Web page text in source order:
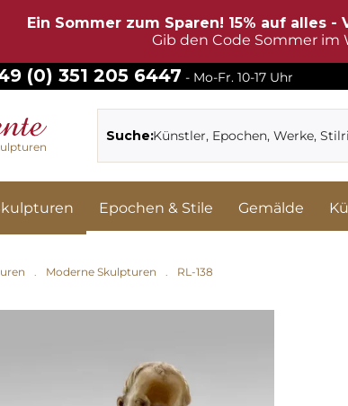
Ein Sommer zum Sparen! 15% auf alles
Gib den Code Sommer im
(0) 351 205 6447 - Mo-Fr. 10-17 Uhr
Suche:
Epochen & Stile Gemälde
Moderne Skulpturen RL-138